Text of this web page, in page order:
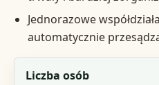
Jednorazowe
automatycznie
Element oceny
Liczba osób